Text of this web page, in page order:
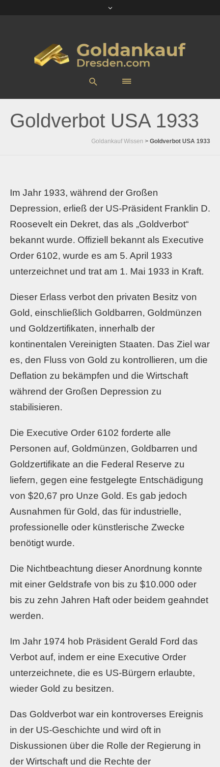
Goldverbot USA 1933
Goldankauf Wissen > Goldverbot USA 1933
Im Jahr 1933, während der Großen
Depression, erließ der US-Präsident Franklin D.
Roosevelt ein Dekret, das als „Goldverbot“
bekannt wurde. Offiziell bekannt als Executive
Order 6102, wurde es am 5. April 1933
unterzeichnet und trat am 1. Mai 1933 in Kraft.
Dieser Erlass verbot den privaten Besitz von
Gold, einschließlich Goldbarren, Goldmünzen
und Goldzertifikaten, innerhalb der
kontinentalen Vereinigten Staaten. Das Ziel war
es, den Fluss von Gold zu kontrollieren, um die
Deflation zu bekämpfen und die Wirtschaft
während der Großen Depression zu
stabilisieren.
Die Executive Order 6102 forderte alle
Personen auf, Goldmünzen, Goldbarren und
Goldzertifikate an die Federal Reserve zu
liefern, gegen eine festgelegte Entschädigung
von $20,67 pro Unze Gold. Es gab jedoch
Ausnahmen für Gold, das für industrielle,
professionelle oder künstlerische Zwecke
benötigt wurde.
Die Nichtbeachtung dieser Anordnung konnte
mit einer Geldstrafe von bis zu $10.000 oder
bis zu zehn Jahren Haft oder beidem geahndet
werden.
Im Jahr 1974 hob Präsident Gerald Ford das
Verbot auf, indem er eine Executive Order
unterzeichnete, die es US-Bürgern erlaubte,
wieder Gold zu besitzen.
Das Goldverbot war ein kontroverses Ereignis
in der US-Geschichte und wird oft in
Diskussionen über die Rolle der Regierung in
der Wirtschaft und die Rechte der